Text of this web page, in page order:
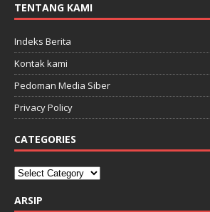
TENTANG KAMI
Indeks Berita
Kontak kami
Pedoman Media Siber
Privacy Policy
CATEGORIES
ARSIP